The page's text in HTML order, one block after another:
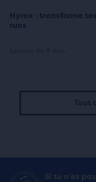
Hyrox : transforme tes
runs
Tout
Si tu n’es